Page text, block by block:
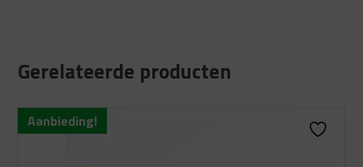
Gerelateerde producten
Aanbieding!